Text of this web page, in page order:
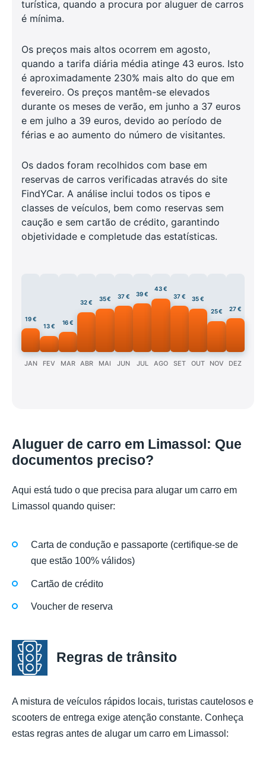
turística, quando a procura por aluguer de carros
é mínima.
Os preços mais altos ocorrem em agosto,
quando a tarifa diária média atinge 43 euros. Isto
é aproximadamente 230% mais alto do que em
fevereiro. Os preços mantêm-se elevados
durante os meses de verão, em junho a 37 euros
e em julho a 39 euros, devido ao período de
férias e ao aumento do número de visitantes.
Os dados foram recolhidos com base em
reservas de carros verificadas através do site
FindYCar. A análise inclui todos os tipos e
classes de veículos, bem como reservas sem
caução e sem cartão de crédito, garantindo
objetividade e completude das estatísticas.
19 €
JAN
13 €
FEV
16 €
MAR
32 €
ABR
35 €
MAI
37 €
JUN
39 €
JUL
43 €
AGO
37 €
SET
35 €
OUT
25 €
NOV
27 €
DEZ
Aluguer de carro em Limassol: Que
documentos preciso?
Aqui está tudo o que precisa para alugar um carro em
Limassol quando quiser:
Carta de condução e passaporte (certifique-se de
que estão 100% válidos)
Cartão de crédito
Voucher de reserva
Regras de trânsito
A mistura de veículos rápidos locais, turistas cautelosos e
scooters de entrega exige atenção constante. Conheça
estas regras antes de alugar um carro em Limassol: